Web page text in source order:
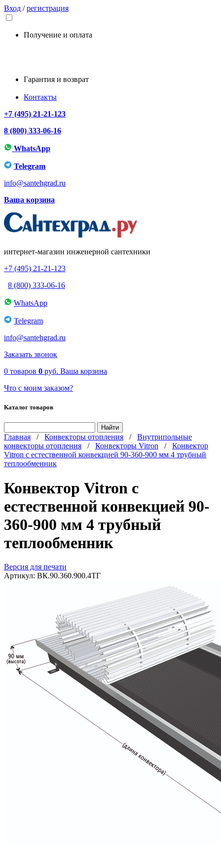
Вход /регистрация
Получение и оплата
Гарантия и возврат
Контакты
+7 (495) 21-21-123
8 (800) 333-06-16
WhatsApp
Telegram
info@santehgrad.ru
Ваша корзина
интернет-магазин инженерной сантехники
+7 (495) 21-21-123
8 (800) 333-06-16
WhatsApp
Telegram
info@santehgrad.ru
Заказать звонок
0 товаров 0 руб. Ваша корзина
Что с моим заказом?
Каталог товаров
Главная / Конвекторы отопления / Внутрипольные
конвекторы отопления / Конвекторы Vitron / Конвектор
Vitron с естественной конвекцией 90-360-900 мм 4 трубный
теплообменник
Конвектор Vitron с
естественной конвекцией 90-
360-900 мм 4 трубный
теплообменник
Версия для печати
Артикул: ВК.90.360.900.4ТГ